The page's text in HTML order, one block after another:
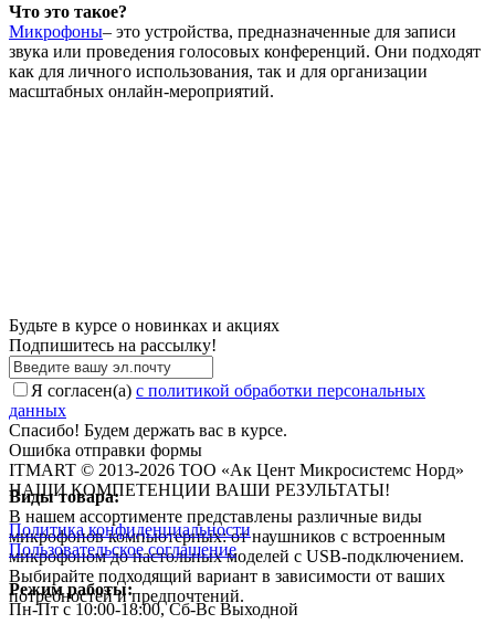
Что это такое?
Микрофоны– это устройства, предназначенные для записи
звука или проведения голосовых конференций. Они подходят
как для личного использования, так и для организации
масштабных онлайн-мероприятий.
Виды товара:
В нашем ассортименте представлены различные виды
микрофонов компьютерных: от наушников с встроенным
микрофоном до настольных моделей с USB-подключением.
Выбирайте подходящий вариант в зависимости от ваших
потребностей и предпочтений.
Будьте в курсе о новинках и акциях
Подпишитесь на рассылкy!
Я согласен(a) с политикой обработки персональных
данных
Спасибо! Будем держать вас в курсе.
Ошибка отправки формы
ITMART © 2013-2026 ТОО «Ак Цент Микросистемс Норд»
НАШИ КОМПЕТЕНЦИИ ВАШИ РЕЗУЛЬТАТЫ!
Политика конфиденциальности
Пользовательское соглашение
Режим работы:
Пн-Пт с 10:00-18:00, Сб-Вс Выходной